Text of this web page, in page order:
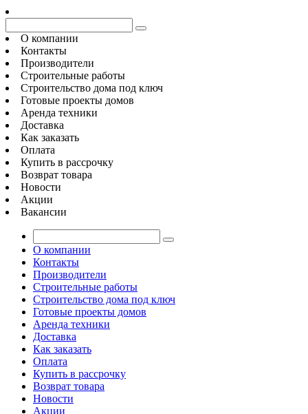
О компании
Контакты
Производители
Строительные работы
Строительство дома под ключ
Готовые проекты домов
Аренда техники
Доставка
Как заказать
Оплата
Купить в рассрочку
Возврат товара
Новости
Акции
Вакансии
О компании
Контакты
Производители
Строительные работы
Строительство дома под ключ
Готовые проекты домов
Аренда техники
Доставка
Как заказать
Оплата
Купить в рассрочку
Возврат товара
Новости
Акции